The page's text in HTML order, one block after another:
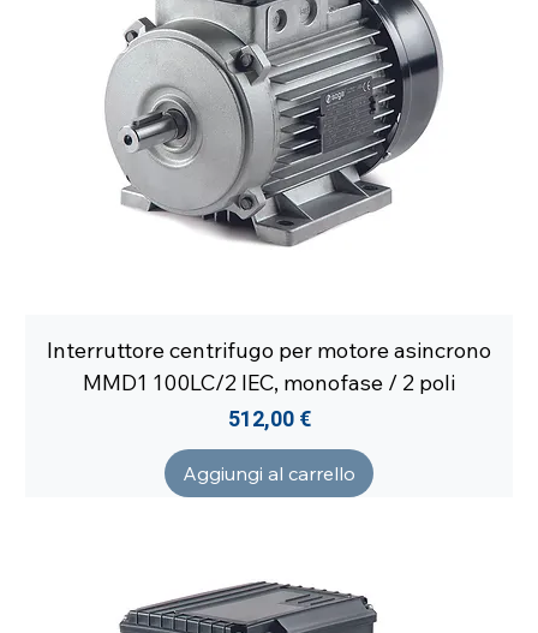
Interruttore centrifugo per motore asincrono
MMD1 100LC/2 IEC, monofase / 2 poli
Prezzo
512,00 €
Aggiungi al carrello